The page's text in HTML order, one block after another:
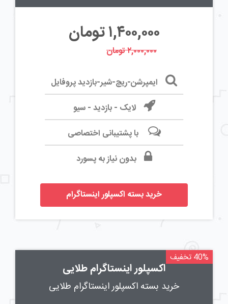
۱,۴۰۰,۰۰۰تومان
۲,۰۰۰,۰۰۰ تومان
ایمپرشن-ریچ-شیر-بازدید پروفایل
لایک - بازدید - سیو
با پشتیبانی اختصاصی
بدون نیاز به پسورد
خرید بسته اکسپلور اینستاگرام
40% تخفیف
اکسپلور اینستاگرام طلایی
خرید بسته اکسپلور اینستاگرام طلایی